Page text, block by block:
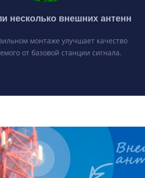
несколько внешних антенн
монтаже улучшает качество
от базовой станции сигнала.